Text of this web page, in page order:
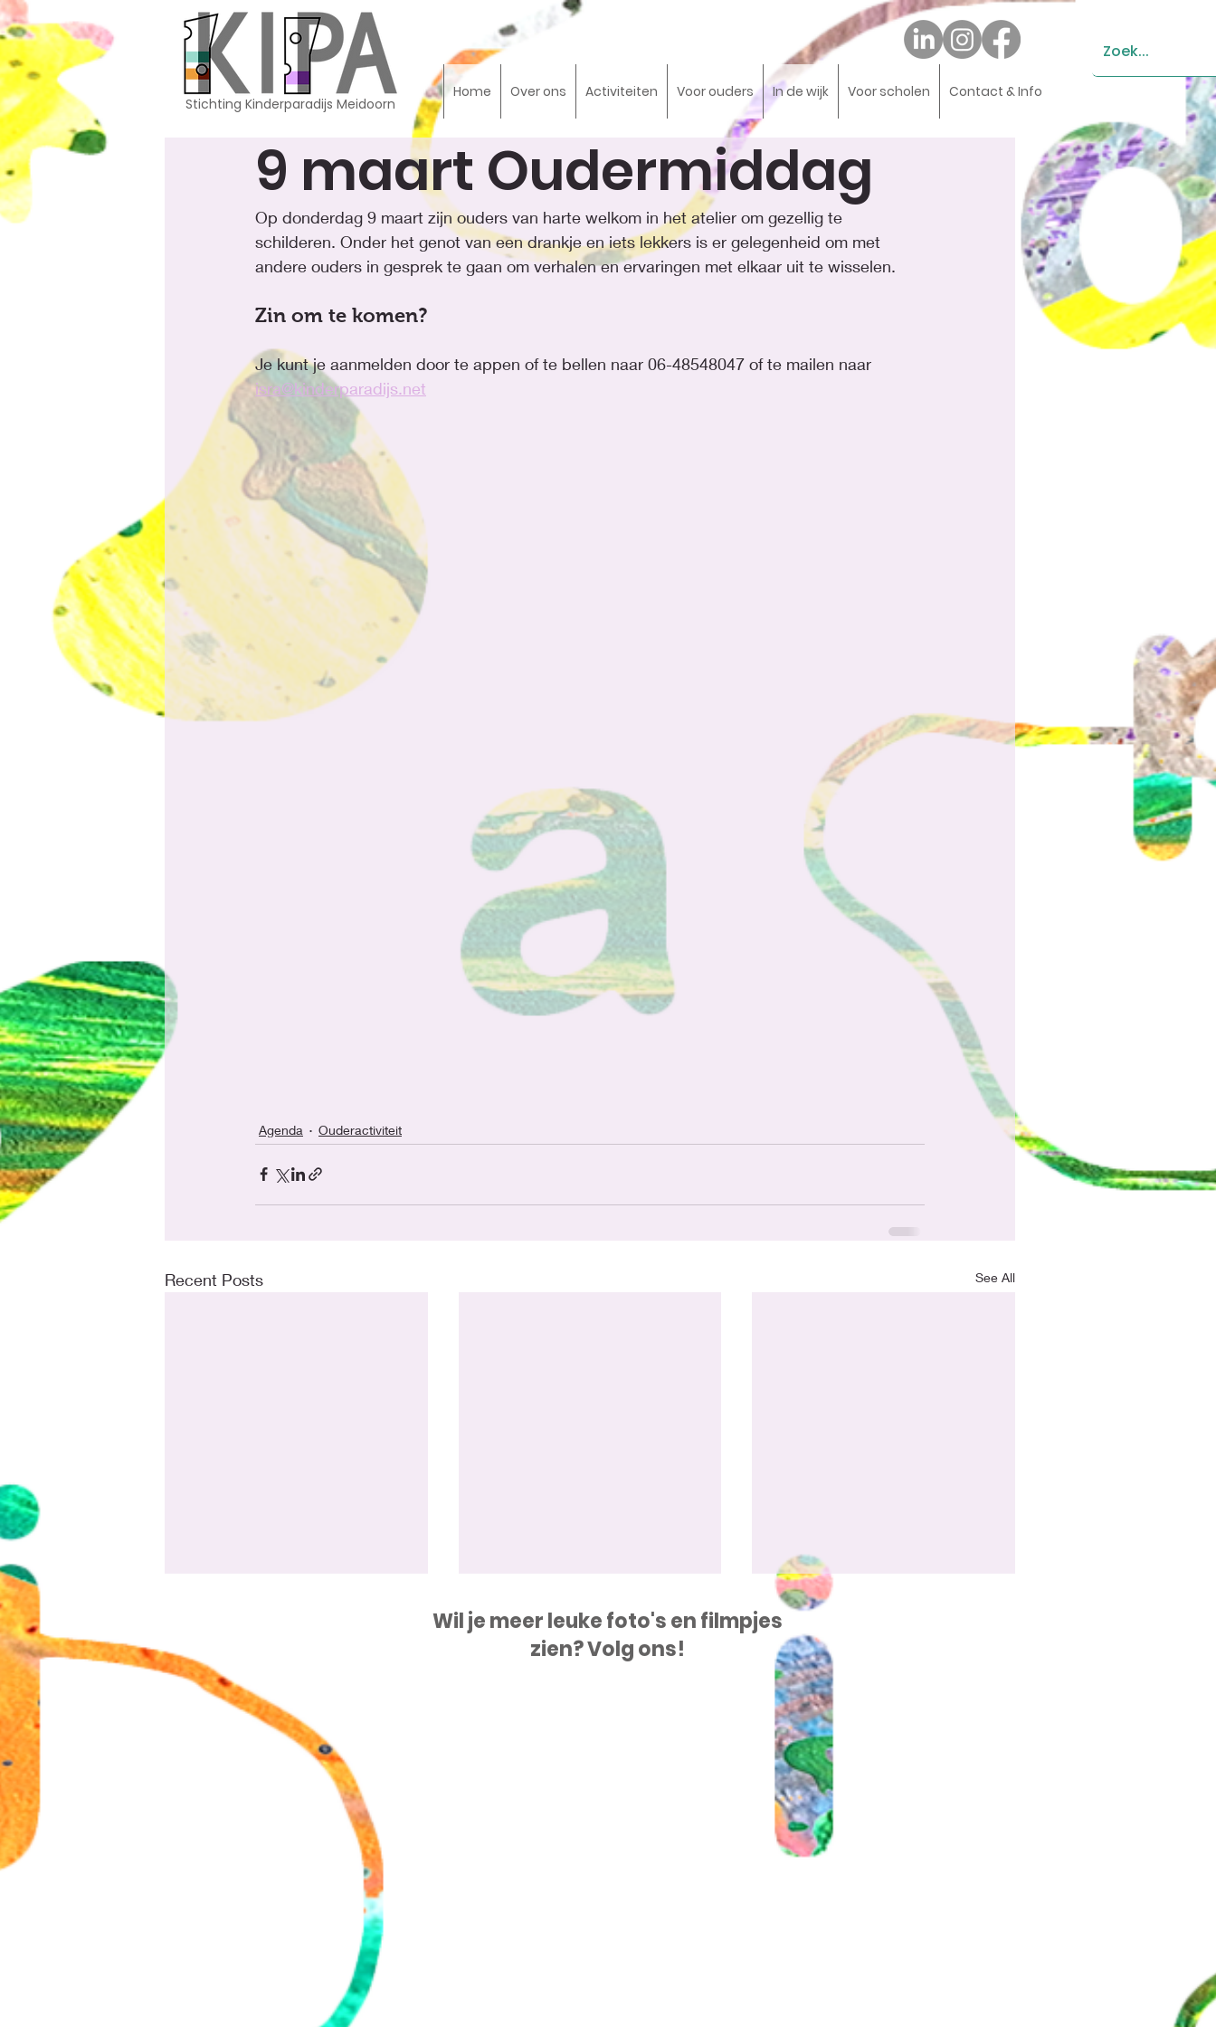
Stichting Kinderparadijs Meidoorn
Home Over ons Activiteiten Voor ouders In de wijk Voor scholen Contact & Info
9 maart Oudermiddag
Op donderdag 9 maart zijn ouders van harte welkom in het atelier om gezellig te
schilderen. Onder het genot van een drankje en iets lekkers is er gelegenheid om met
andere ouders in gesprek te gaan om verhalen en ervaringen met elkaar uit te wisselen.
Zin om te komen?
Je kunt je aanmelden door te appen of te bellen naar 06-48548047 of te mailen naar
isra@kinderparadijs.net
Agenda Ouderactiviteit
Recent Posts See All
18 aug Panna Knock Out
22 jul en 19 aug Koken
met kinderen en ouders
Wil je meer leuke foto's en filmpjes
zien? Volg ons!